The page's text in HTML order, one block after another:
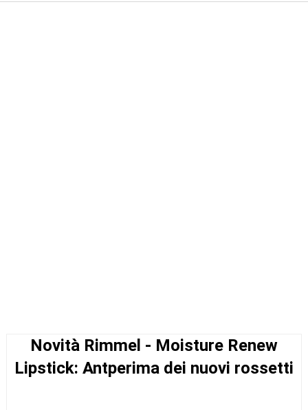
Novità Rimmel - Moisture Renew
Lipstick: Antperima dei nuovi rossetti